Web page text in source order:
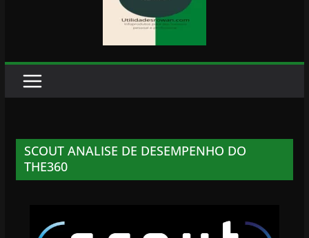
SCOUT ANALISE DE DESEMPENHO DO
THE360